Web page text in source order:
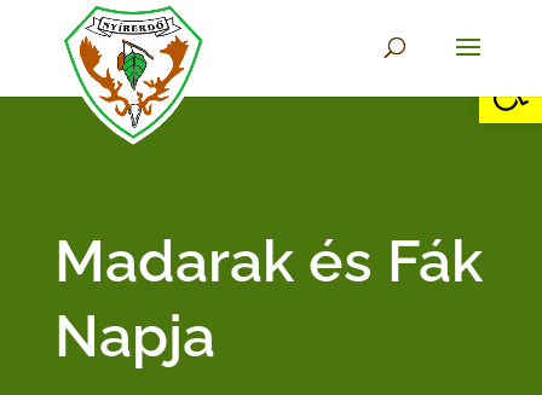
Madarak és Fák
Napja